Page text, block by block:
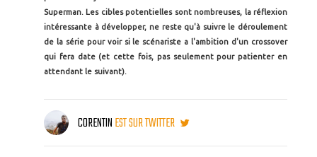
Superman. Les cibles potentielles sont nombreuses, la réflexion
intéressante à développer, ne reste qu'à suivre le déroulement
de la série pour voir si le scénariste a l'ambition d'un crossover
qui fera date (et cette fois, pas seulement pour patienter en
attendant le suivant).
CORENTINEST SUR TWITTER